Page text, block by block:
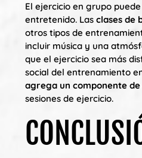
El ejercicio en grupo
entretenido. Las clases de
otros tipos de
incluir música y una
que el ejercicio sea más
social del entrenamiento
agrega un componente
sesiones de ejercicio.